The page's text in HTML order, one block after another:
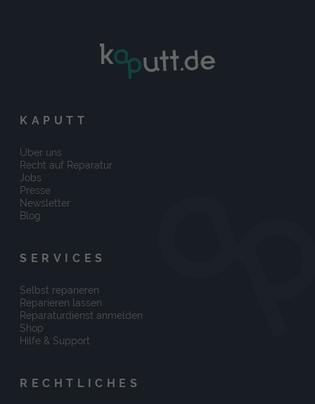
KAPUTT
Über uns
Recht auf Reparatur
Jobs
Presse
Newsletter
Blog
SERVICES
Selbst reparieren
Reparieren lassen
Reparaturdienst anmelden
Shop
Hilfe & Support
RECHTLICHES